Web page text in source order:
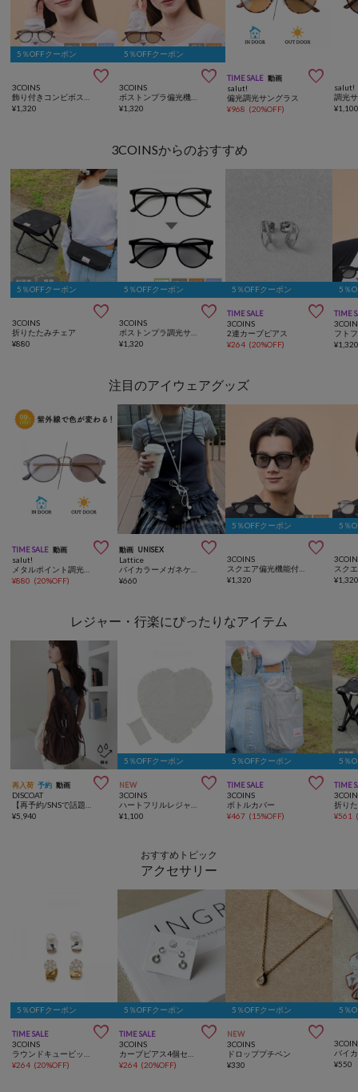
5％OFFクーポン

3COINS
¥1,320
5％OFFクーポン

3COINS
¥1,320
TIME SALE 動画 
salut!
偏光調光サングラス
¥968 (20%OFF)
salut!
調光
¥
3COINSからのおすすめ
5％OFFクーポン

3COINS
折りたたみチェア
¥880
5％OFFクーポン

3COINS
¥1,320
5％OFFクーポン
TIME SALE 
3COINS
2連カーブピアス
¥264 (20%OFF)
5％
TIME
¥
注目のアイウェアグッズ
TIME SALE 動画 
salut!
¥880 (20%OFF)
動画 UNISEX 
Lattice
¥660
5％OFFクーポン

3COINS
スクエア偏光機能付調光サングラス
¥1,320
5％
¥
レジャー・行楽にぴったりなアイテム
再入荷 予約 動画 
DISCOAT
¥5,940
5％OFFクーポン
NEW 
3COINS
¥1,100
5％OFFクーポン
TIME SALE 
3COINS
ボトルカバー
¥467 (15%OFF)
5％
TIME
¥561
おすすめトピック
アクセサリー
5％OFFクーポン
TIME SALE 
3COINS
¥264 (20%OFF)
5％OFFクーポン
TIME SALE 
3COINS
¥264 (20%OFF)
5％OFFクーポン
NEW 
3COINS
ドロッププチペン
¥330
5％
¥550